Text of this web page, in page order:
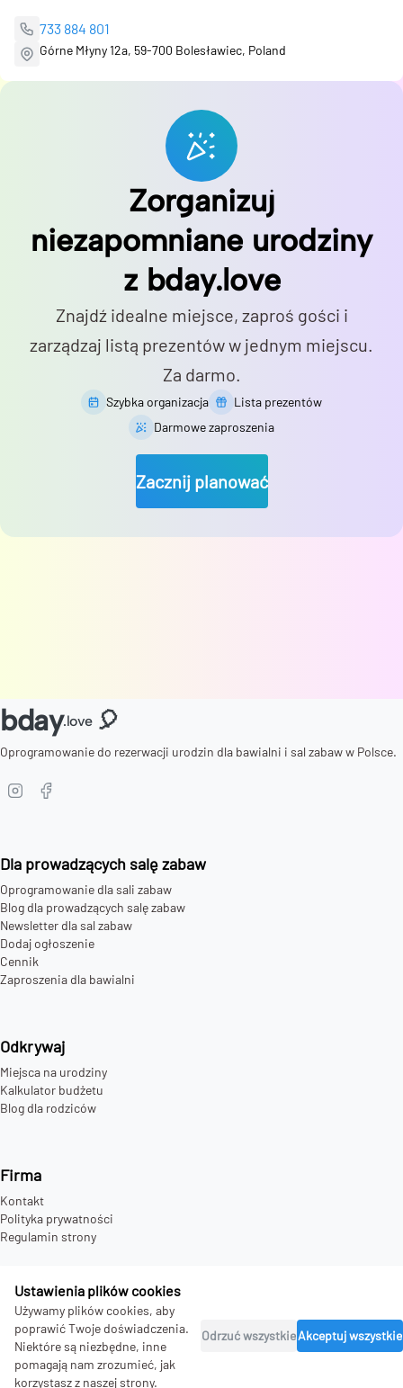
Ustawienia plików cookies
Używamy plików cookies, aby
poprawić Twoje doświadczenia.
Niektóre są niezbędne, inne
pomagają nam zrozumieć, jak
korzystasz z naszej strony.
Odrzuć wszystkieAkceptuj wszystkie
733 884 801
Górne Młyny 12a, 59-700 Bolesławiec, Poland
Zorganizuj
niezapomniane urodziny
z bday.love
Znajdź idealne miejsce, zaproś gości i
zarządzaj listą prezentów w jednym miejscu.
Za darmo.
Szybka organizacja
Lista prezentów
Darmowe zaproszenia
Zacznij planować
bday.love 🎈
Oprogramowanie do rezerwacji urodzin dla bawialni i sal zabaw w Polsce.
Dla prowadzących salę zabaw
Oprogramowanie dla sali zabaw
Blog dla prowadzących salę zabaw
Newsletter dla sal zabaw
Dodaj ogłoszenie
Cennik
Zaproszenia dla bawialni
Odkrywaj
Miejsca na urodziny
Kalkulator budżetu
Blog dla rodziców
Firma
Kontakt
Polityka prywatności
Regulamin strony
bday.love - all rights reserved.